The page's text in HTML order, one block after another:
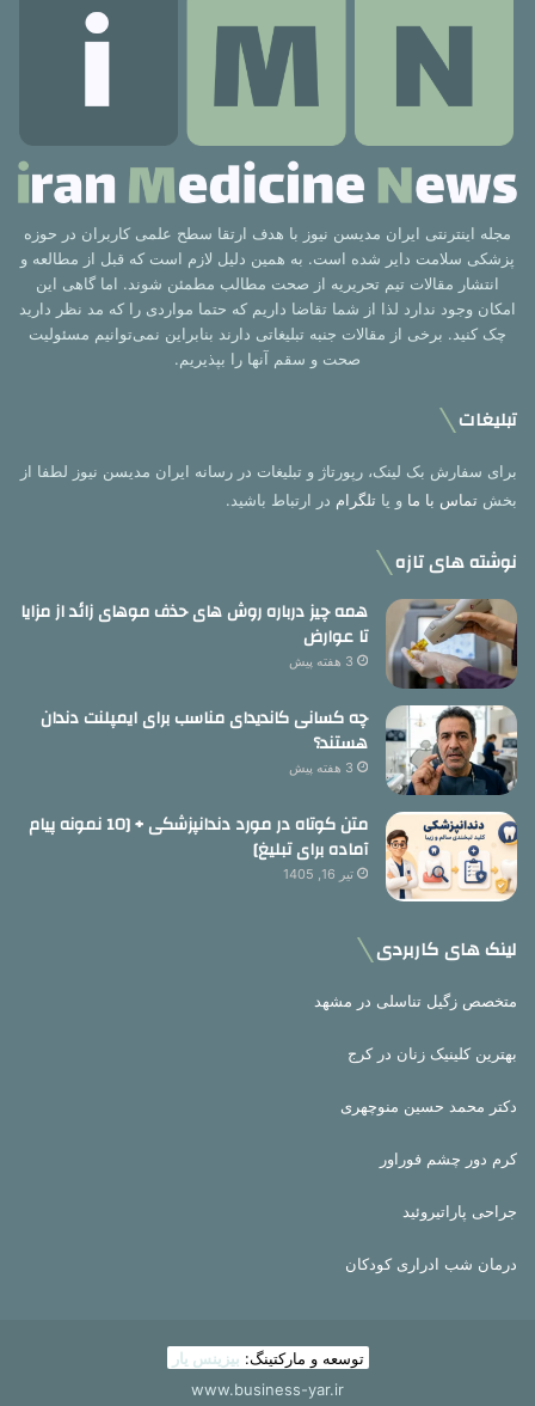
مجله اینترنتی ایران مدیسن نیوز با هدف ارتقا سطح علمی کاربران در حوزه
پزشکی سلامت دایر شده است. به همین دلیل لازم است که قبل از مطالعه و
انتشار مقالات تیم تحریریه از صحت مطالب مطمئن شوند. اما گاهی این
امکان وجود ندارد لذا از شما تقاضا داریم که حتما مواردی را که مد نظر دارید
چک کنید. برخی از مقالات جنبه تبلیغاتی دارند بنابراین نمی‌توانیم مسئولیت
صحت و سقم آنها را بپذیریم.
تبلیغات
برای سفارش بک لینک، رپورتاژ و تبلیغات در رسانه ایران مدیسن نیوز لطفا از
بخش تماس با ما و یا تلگرام در ارتباط باشید.
نوشته های تازه
همه چیز درباره روش های حذف موهای زائد از مزایا
تا عوارض
3 هفته پیش
چه کسانی کاندیدای مناسب برای ایمپلنت دندان
هستند؟
3 هفته پیش
متن کوتاه در مورد دندانپزشکی + [10 نمونه پیام
آماده برای تبلیغ]
تیر 16, 1405
لینک های کاربردی
متخصص زگیل تناسلی در مشهد
بهترین کلینیک زنان در کرج
دکتر محمد حسین منوچهری
کرم دور چشم فوراور
جراحی پاراتیروئید
درمان شب ادراری کودکان
توسعه و مارکتینگ: بیزینس یار
www.business-yar.ir